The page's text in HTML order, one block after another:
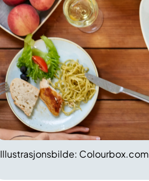
Illustrasjonsbilde: Colourbox.com